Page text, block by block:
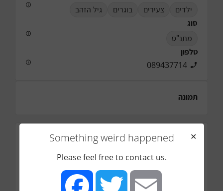
ילדים
צעירים בוגרים
גיל הזהב
סוג
מתנ"ס
טלפון
089437714
תמונה
כתובת
Something weird happened
✕
Please feel free to contact us.